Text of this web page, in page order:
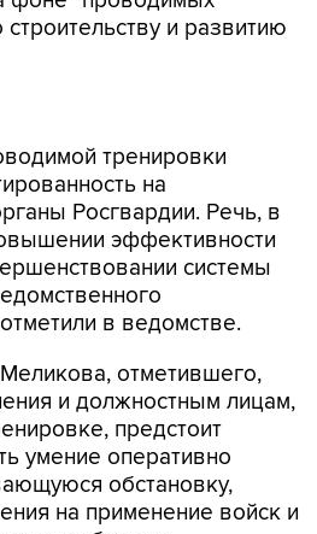
и развитию
Росгвардии. Речь, в
эффективности
системы
в ведомстве.
отметившего,
предстоит
умение оперативно
обстановку,
на применение войск и
быстро